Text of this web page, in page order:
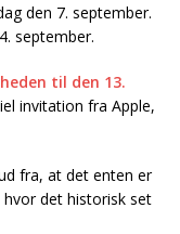
den 7. september.
september.
til den 13.
invitation fra Apple,
fra, at det enten er
det historisk set